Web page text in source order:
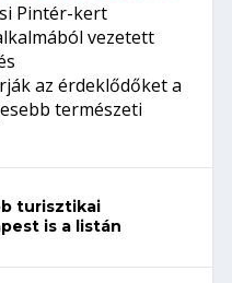
Pintér-kert
vezetett
az érdeklődőket a
természeti
turisztikai
is a listán